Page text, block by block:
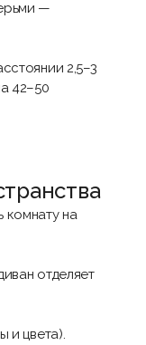
—
2,5–3
42–50
комнату на
отделяет
и цвета).